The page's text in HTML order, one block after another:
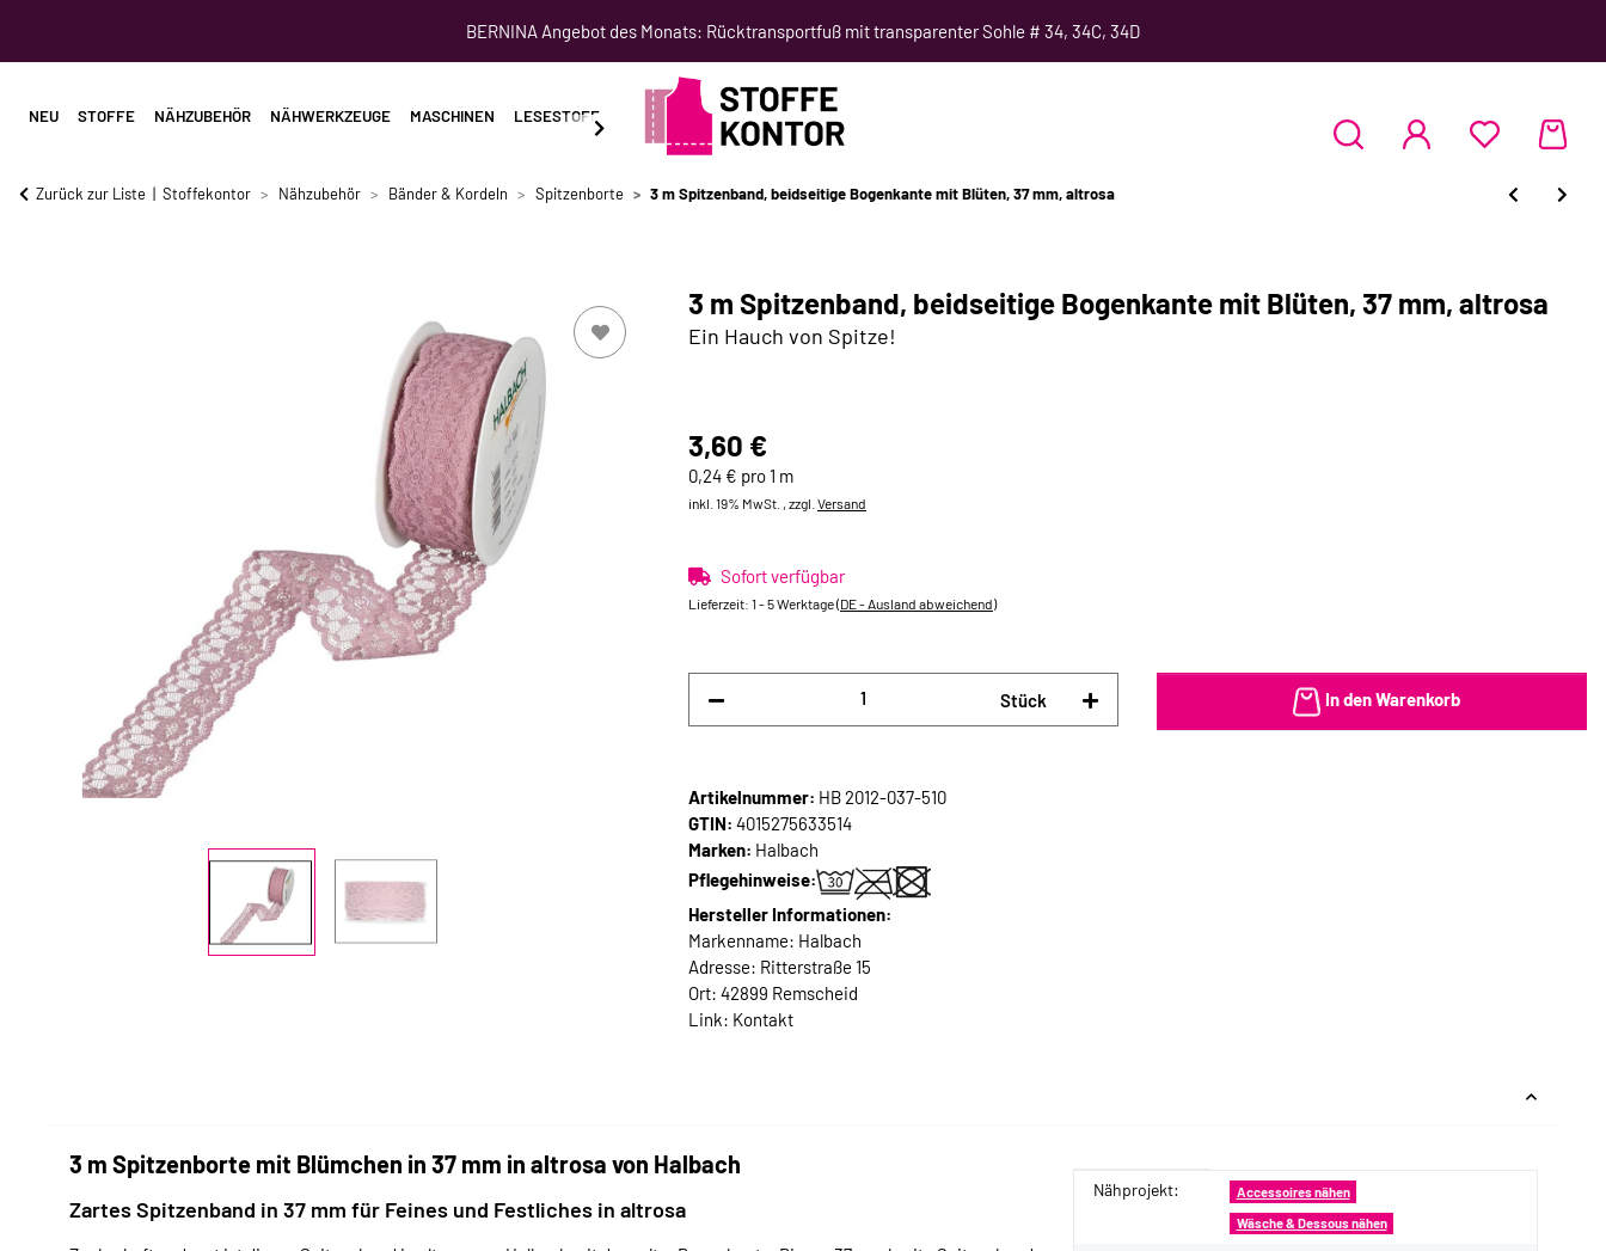
BERNINA Angebot des Monats: Rücktransportfuß mit transparenter Sohle # 34, 34C, 34D
NEU STOFFE NÄHZUBEHÖR NÄHWERKZEUGE MASCHINEN LESESTOFF SCHNITTMUSTER NÄHKURSE
Zurück zur Liste Stoffekontor Nähzubehör Bänder & Kordeln Spitzenborte 3 m Spitzenband, beidseitige Bogenkante mit Blüten, 37 mm, altrosa
3 m Spitzenband, beidseitige Bogenkante mit Blüten, 37 mm, altrosa
Ein Hauch von Spitze!
3,60 €
0,24 € pro 1 m
inkl. 19% MwSt. , zzgl. Versand
Sofort verfügbar
Lieferzeit: 1 - 5 Werktage(DE - Ausland abweichend)
Stück In den Warenkorb
Artikelnummer: HB 2012-037-510
GTIN: 4015275633514
Marken: Halbach
Pflegehinweise:
Hersteller Informationen:
Markenname: Halbach
Adresse: Ritterstraße 15
Ort: 42899 Remscheid
Link: Kontakt
3 m Spitzenborte mit Blümchen in 37 mm in altrosa von Halbach
Zartes Spitzenband in 37 mm für Feines und Festliches in altrosa
Produkteigenschaft
Wert
Nähprojekt: Accessoires nähen
Wäsche & Dessous nähen